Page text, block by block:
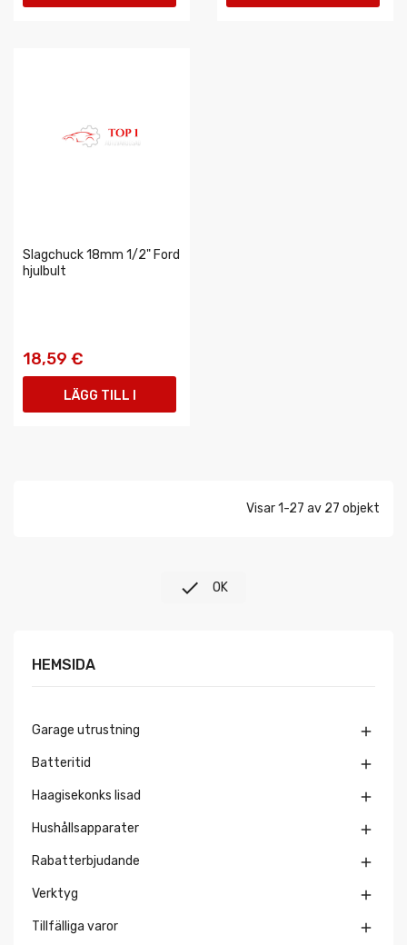
Slagchuck 18mm 1/2" Ford
hjulbult
18,59 €
LÄGG TILL I
Visar 1-27 av 27 objekt
 OK
HEMSIDA
Garage utrustning 
Batteritid 
Haagisekonks lisad 
Hushållsapparater 
Rabatterbjudande 
Verktyg 
Tillfälliga varor 